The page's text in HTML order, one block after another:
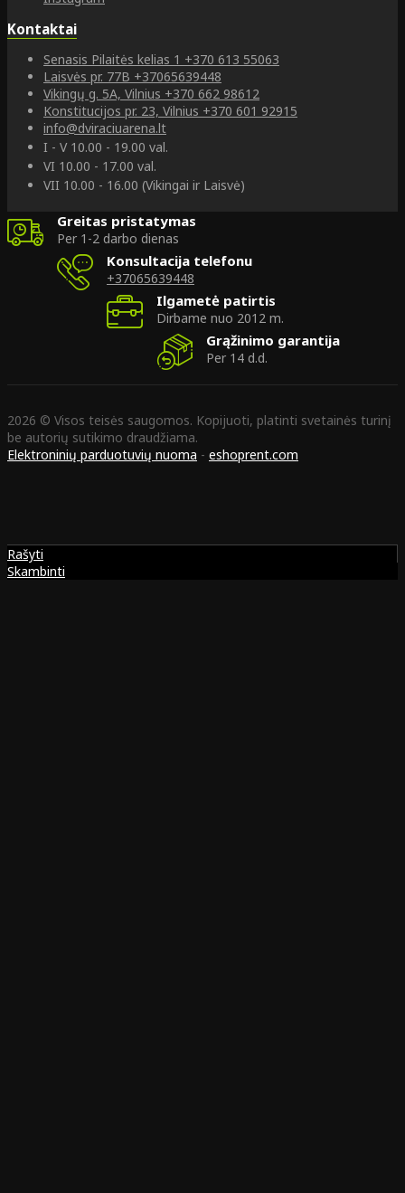
Kontaktai
Senasis Pilaitės kelias 1 +370 613 55063
Laisvės pr. 77B +37065639448
Vikingų g. 5A, Vilnius +370 662 98612
Konstitucijos pr. 23, Vilnius +370 601 92915
info@dviraciuarena.lt
I - V 10.00 - 19.00 val.
VI 10.00 - 17.00 val.
VII 10.00 - 16.00 (Vikingai ir Laisvė)
Greitas pristatymas
Per 1-2 darbo dienas
Konsultacija telefonu
+37065639448
Ilgametė patirtis
Dirbame nuo 2012 m.
Grąžinimo garantija
Per 14 d.d.
2026 © Visos teisės saugomos. Kopijuoti, platinti svetainės turinį
be autorių sutikimo draudžiama.
Elektroninių parduotuvių nuoma - eshoprent.com
Rašyti
Skambinti